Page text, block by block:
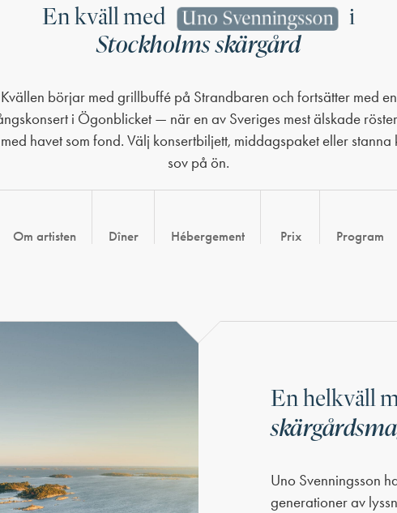
En kväll med Uno Svenningsson i
Stockholms skärgård
Kvällen börjar med grillbuffé på Strandbaren och fortsätter med en
i Ögonblicket — när en av Sveriges mest älskade
havet som fond. Välj konsertbiljett, middagspaket eller stanna
sov på ön.
Om artisten Dîner Hébergement Prix Program
En helkväll
Uno Svenningsson
generationer av